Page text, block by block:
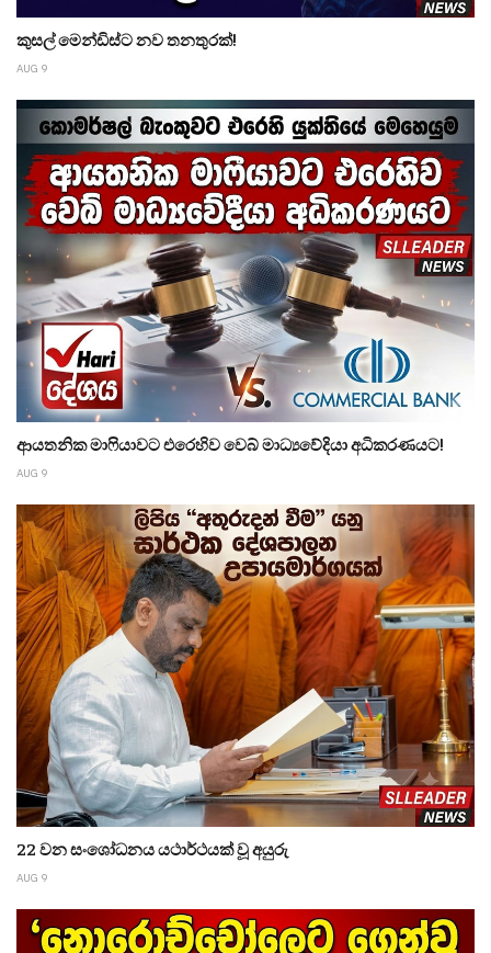
කුසල් මෙන්ඩිස්ට නව තනතුරක්!
AUG 9
ආයතනික මාෆියාවට එරෙහිව වෙබ් මාධ්‍යවේදියා අධිකරණයට!
AUG 9
22 වන සංශෝධනය යථාර්ථයක් වූ අයුරු
AUG 9